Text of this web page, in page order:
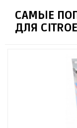
САМЫЕ
ДЛЯ